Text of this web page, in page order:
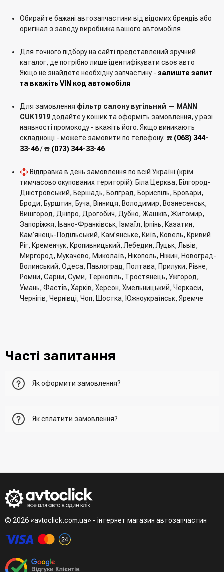
Обирайте бажані автозапчастини від відомих брендів або
оригінал з заводу виробника вашого автомобіля
Для точного підбору на сайті представлений зручний
каталог, де потрібно лише ідентифікувати своє авто
Якщо не знайдете необхідну запчастину - залиште запит
та вкажіть VIN код автомобіля
Для замовлення фільтр салону вугільний — MANN
CUK1919додайте у кошик та оформіть замовлення, у разі
наявності промокоду - вкажіть його. Якщо виникають
складнощі - можете замовити по телефону: ☎️ (068) 344-
33-46/ ☎️ (073) 344-33-46
Відправка в день замовлення по всій Україні (крім
тимчасово окупованих територій): Біла Церква, Білгород-
Дністровський, Бершадь, Болград, Бориспіль, Бровари,
Броди, Бурштин, Буча, Вінниця, Володимир, Вознесенськ,
Вишгород, Дніпро, Дрогобич, Дубно, Жашків, Житомир,
Запоріжжя, Івано-Франківськ, Ізмаїл, Ірпінь, Казатин,
Кам’янець-Подільський, Кам’янське, Київ, Ковель, Кривий
Ріг, Кременчук, Кропивницький, Лебедин, Луцьк, Львів,
Миргород, Мукачево, Миколаїв, Нікополь, Ніжин, Новоград-
Волинський, Одеса, Павлоград, Полтава, Прилуки, Рівне,
Ромни, Сарни, Суми, Тернопіль, Тростянець, Ужгород,
Умань, Фастів, Харків, Херсон, Хмельницький, Черкаси,
Чернігів, Чернівці, Чоп, Шостка, Южноукраїнськ, Яремче
Часті запитання
Як оформити замовлення?
нього та вказати всю необхідну інформацію про
зателефонує менеджер для підтвердження та уточнення
Третій варіант - зробити замовлення в телефонному
Четвертий варіант - замовити через доступні месенджери
(viber, telegram)
Як сплатити замовлення?
© 2026 «avtoclick.com.ua» - інтернет магазин автозапчастин